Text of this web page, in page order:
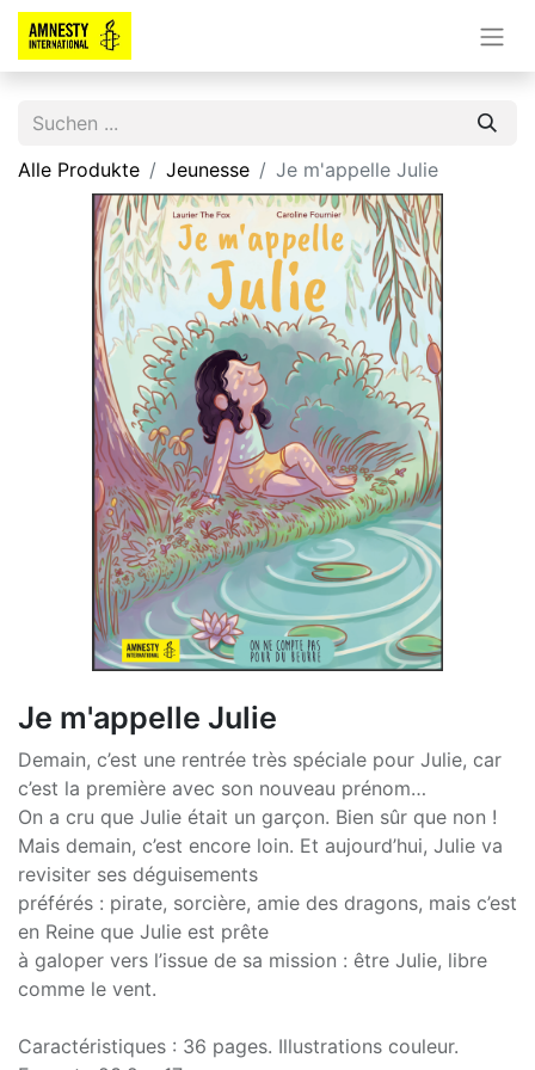
Alle Produkte Jeunesse Je m'appelle Julie
Je m'appelle Julie
Demain, c’est une rentrée très spéciale pour Julie, car
c’est la première avec son nouveau prénom…
On a cru que Julie était un garçon. Bien sûr que non !
Mais demain, c’est encore loin. Et aujourd’hui, Julie va
revisiter ses déguisements
préférés : pirate, sorcière, amie des dragons, mais c’est
en Reine que Julie est prête
à galoper vers l’issue de sa mission : être Julie, libre
comme le vent.
Caractéristiques : 36 pages. Illustrations couleur.